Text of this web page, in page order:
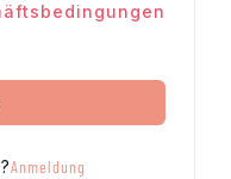
Anmeldung